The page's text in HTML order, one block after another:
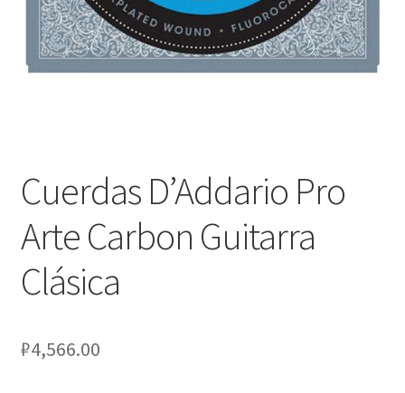
Сотрудничество
Cuerdas D’Addario Pro
Arte Carbon Guitarra
Clásica
₽4,566.00